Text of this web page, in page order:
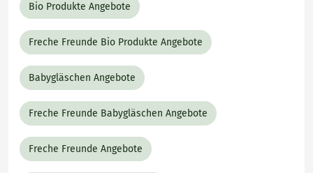
Bio Produkte Angebote
Freche Freunde Bio Produkte Angebote
Babygläschen Angebote
Freche Freunde Babygläschen Angebote
Freche Freunde Angebote